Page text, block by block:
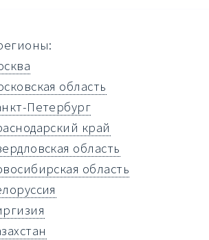
область
Петербург
край
область
область